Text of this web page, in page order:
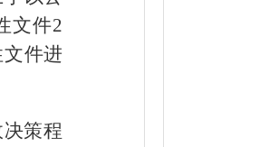
文件2
件进
策程